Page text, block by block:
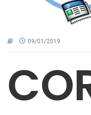
09/01/2019